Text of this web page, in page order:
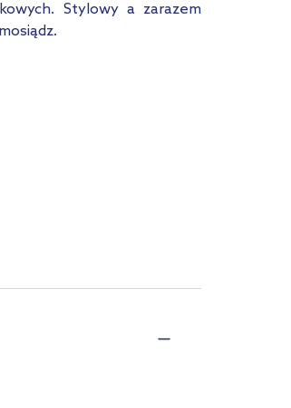
Stylowy a zarazem